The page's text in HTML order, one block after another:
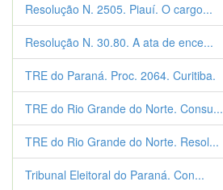
Resolução N. 2505. Piauí. O cargo...
Resolução N. 30.80. A ata de ence...
TRE do Paraná. Proc. 2064. Curitiba.
TRE do Rio Grande do Norte. Consu...
TRE do Rio Grande do Norte. Resol...
Tribunal Eleitoral do Paraná. Con...